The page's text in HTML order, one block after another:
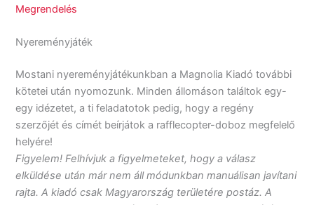
Megrendelés
Nyereményjáték
Mostani nyereményjátékunkban a Magnolia Kiadó további
kötetei után nyomozunk. Minden állomáson találtok egy-
egy idézetet, a ti feladatotok pedig, hogy a regény
szerzőjét és címét beírjátok a rafflecopter-doboz megfelelő
helyére!
Figyelem! Felhívjuk a figyelmeteket, hogy a válasz
elküldése után már nem áll módunkban manuálisan javítani
rajta. A kiadó csak Magyarország területére postáz. A